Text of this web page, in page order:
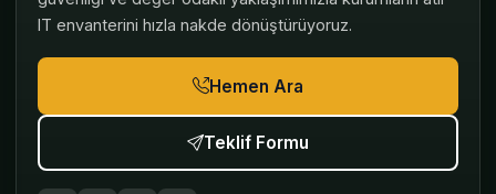
IT envanterini hızla nakde dönüştürüyoruz.
Hemen Ara
Teklif Formu